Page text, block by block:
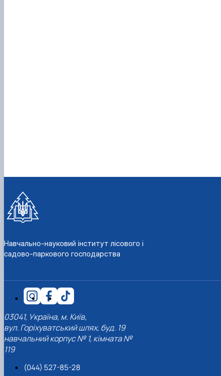
Навчально-науковий інститут лісового і
садово-паркового господарства
03041, Україна, м. Київ,
вул. Горіхуватський шлях, буд. 19
навчальний корпус № 1, кімната №
119
(044) 527-85-28